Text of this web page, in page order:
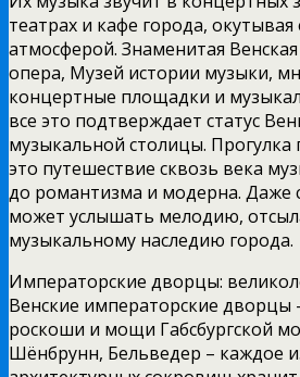
театрах и кафе города,
атмосферой. Знаменитая Венская
опера, Музей истории музыки,
концертные площадки и
все это подтверждает статус
музыкальной столицы.
это путешествие сквозь века
до романтизма и модерна. Даже
может услышать мелодию,
музыкальному наследию города.
Императорские дворцы:
Венские императорские дворцы
роскоши и мощи Габсбургской
Шёнбрунн, Бельведер – каждое